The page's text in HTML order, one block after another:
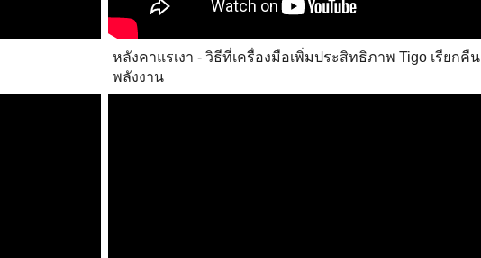
หลังคาแรเงา - วิธีที่เครื่องมือเพิ่มประสิทธิภาพ Tigo เรียกคืน
พลังงาน